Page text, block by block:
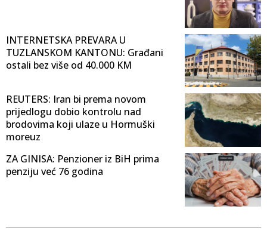
INTERNETSKA PREVARA U
TUZLANSKOM KANTONU: Građani
ostali bez više od 40.000 KM
REUTERS: Iran bi prema novom
prijedlogu dobio kontrolu nad
brodovima koji ulaze u Hormuški
moreuz
ZA GINISA: Penzioner iz BiH prima
penziju već 76 godina